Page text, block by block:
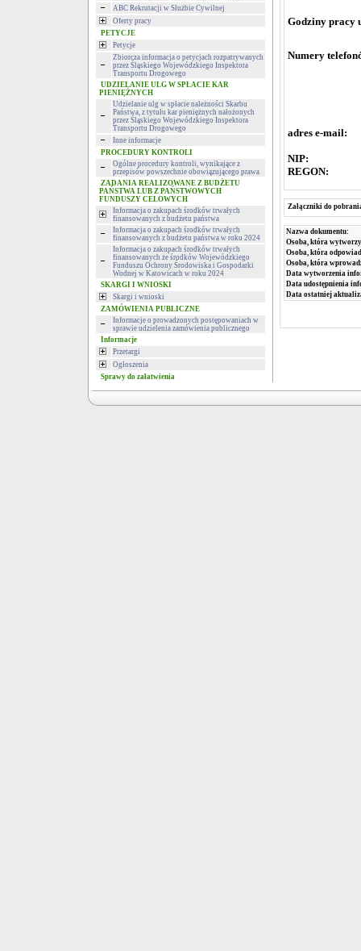
ABC Rekrutacji w Służbie Cywilnej
Oferty pracy
PETYCJE
Petycje
Zbiorcza informacja o petycjach rozpatrywanych
przez Śląskiego Wojewódzkiego Inspektora
Transportu Drogowego
UDZIELANIE ULG W SPŁACIE KAR
PIENIĘŻNYCH
Udzielanie ulg w spłacie należności Skarbu
Państwa, z tytułu kar pieniężnych nałożonych
przez Śląskiego Wojewódzkiego Inspektora
Transportu Drogowego
Inne informacje
PROCEDURY KONTROLI
Ogólne procedury kontroli, wynikające z
przepisów powszechnie obowiązującego prawa
ZADANIA REALIZOWANE Z BUDŻETU
PAŃSTWA LUB Z PAŃSTWOWYCH
FUNDUSZY CELOWYCH
Informacja o zakupach środków trwałych
finansowanych z budżetu państwa
Informacja o zakupach środków trwałych
finansowanych z budżetu państwa w roku 2024
Informacja o zakupach środków trwałych
finansowanych ze środków Wojewódzkiego
Funduszu Ochrony Środowiska i Gospodarki
Wodnej w Katowicach w roku 2024
SKARGI I WNIOSKI
Skargi i wnioski
ZAMÓWIENIA PUBLICZNE
Informacje o prowadzonych postępowaniach w
sprawie udzielenia zamówienia publicznego
Informacje
Przetargi
Ogłoszenia
Sprawy do załatwienia
Godziny pracy
Numery
adres e-
NIP:
Załączniki do
Nazwa dokumentu:
Osoba, która
Osoba, która
Osoba, która
Data wytworzenia
Data udostępnienia
Data ostatniej